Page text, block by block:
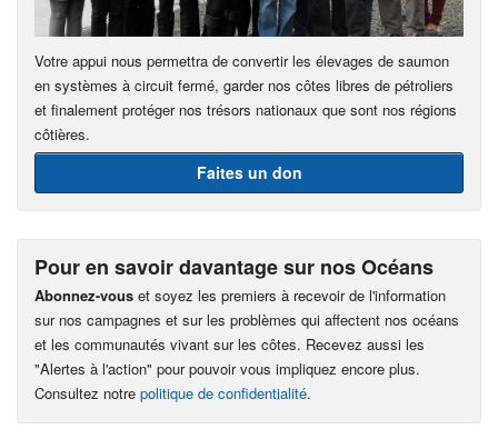
Votre appui nous permettra de convertir les élevages de saumon
en systèmes à circuit fermé, garder nos côtes libres de pétroliers
et finalement protéger nos trésors nationaux que sont nos régions
côtières.
Faites un don
Pour en savoir davantage sur nos Océans
Abonnez-vous et soyez les premiers à recevoir de l'information
sur nos campagnes et sur les problèmes qui affectent nos océans
et les communautés vivant sur les côtes. Recevez aussi les
"Alertes à l'action" pour pouvoir vous impliquez encore plus.
Consultez notre politique de confidentialité.